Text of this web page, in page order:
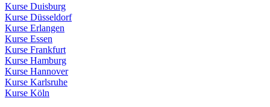
Kurse Duisburg
Kurse Düsseldorf
Kurse Erlangen
Kurse Essen
Kurse Frankfurt
Kurse Hamburg
Kurse Hannover
Kurse Karlsruhe
Kurse Köln